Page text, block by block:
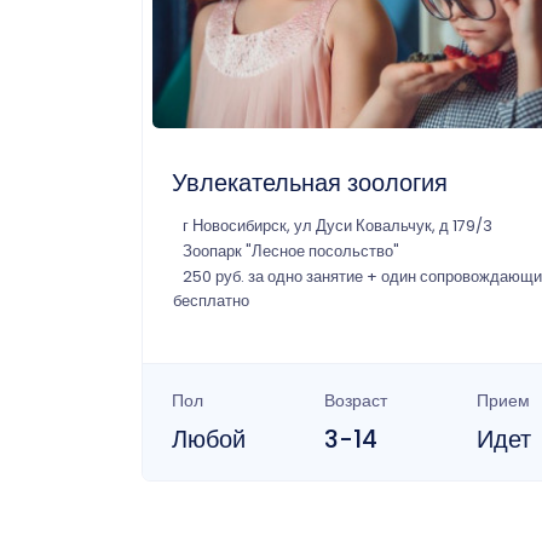
Увлекательная зоология
г Новосибирск, ул Дуси Ковальчук, д 179/3
Зоопарк "Лесное посольство"
250 руб. за одно занятие + один
бесплатно
Пол
Любой
Возраст
3-14
Прием
Идет